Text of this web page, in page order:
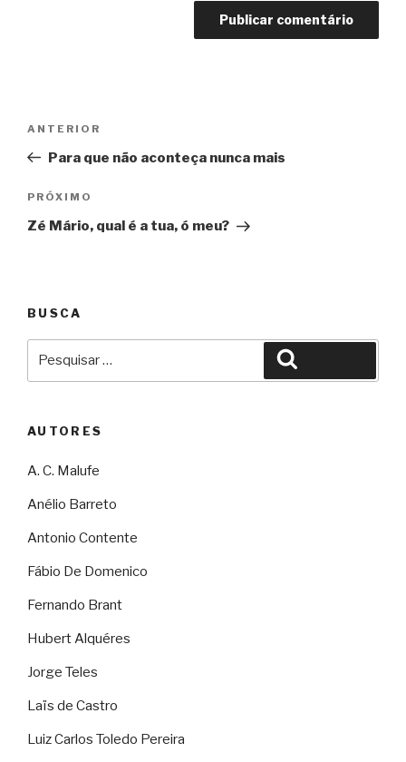
Post
Anterior
ANTERIOR
Para que não aconteça nunca mais
Próximo
PRÓXIMO
Zé Mário, qual é a tua, ó meu?
BUSCA
AUTORES
A. C. Malufe
Anélio Barreto
Antonio Contente
Fábio De Domenico
Fernando Brant
Hubert Alquéres
Jorge Teles
Laïs de Castro
Luiz Carlos Toledo Pereira